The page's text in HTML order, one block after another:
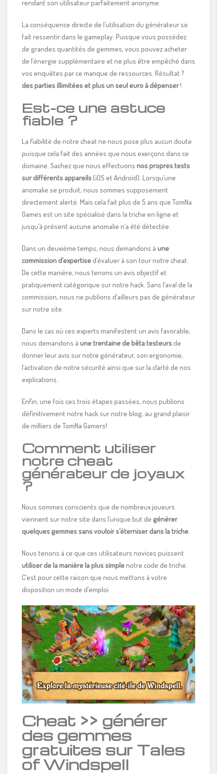
rendant son utilisateur parfaitement anonyme.
La conséquence directe de l’utilisation du générateur se
fait ressentir dans le gameplay. Puisque vous possédez
de grandes quantités de gemmes, vous pouvez acheter
de l’énergie supplémentaire et ne plus être empêché dans
vos enquêtes par ce manque de ressources. Résultat ?
des parties illimitées et plus un seul euro à dépenser!
Est-ce une astuce
fiable ?
La fiabilité de notre cheat ne nous pose plus aucun doute
puisque cela fait des années que nous exerçons dans ce
domaine. Sachez que nous effectuons nos propres tests
sur différents appareils(iOS et Android). Lorsqu’une
anomalie se produit, nous sommes supposement
directement alerté. Mais cela fait plus de 5 ans que TomNa
Games est un site spécialisé dans la triche en ligne et
jusqu’à présent aucune anomalie n’a été détectée.
Dans un deuxième temps, nous demandons à une
commission d’expertised’évaluer à son tour notre cheat.
De cette manière, nous tenons un avis objectif et
pratiquement catégorique sur notre hack. Sans l’aval de la
commission, nous ne publions d’ailleurs pas de générateur
sur notre site.
Dans le cas où ces experts manifestent un avis favorable,
nous demandons à une trentaine de bêta testeursde
donner leur avis sur notre générateur, son ergonomie,
l’activation de notre sécurité ainsi que sur la clarté de nos
explications.
Enfin, une fois ces trois étapes passées, nous publions
définitivement notre hack sur notre blog, au grand plaisir
de milliers de TomNa Gamers!
Comment utiliser
notre cheat
générateur de joyaux
?
Nous sommes conscients que de nombreux joueurs
viennent sur notre site dans l’unique but de générer
quelques gemmes sans vouloir s’éterniser dans la triche.
Nous tenons à ce que ces utilisateurs novices puissent
utiliser de la manière la plus simplenotre code de triche.
C’est pour cette raison que nous mettons à votre
disposition un mode d’emploi.
Cheat >> générer
des gemmes
gratuites sur Tales
of Windspell